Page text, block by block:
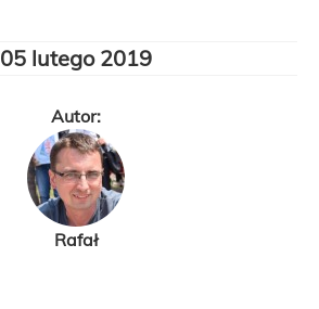
05 lutego 2019
Autor:
Rafał